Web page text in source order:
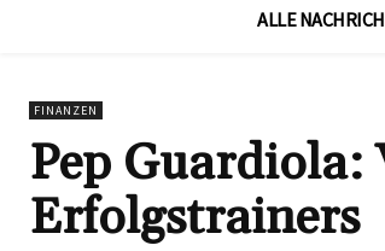
ALLE
FINANZEN
Pep Guardiola:
Erfolgstrainers